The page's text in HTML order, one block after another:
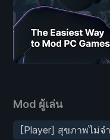
Mod ผู้เล่น
[Player] สุขภาพไม่จ